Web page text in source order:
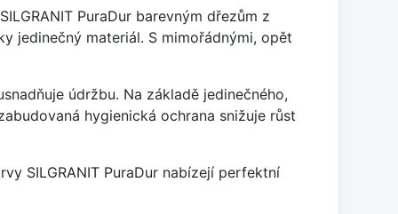
PuraDur barevným dřezům z
jedinečný materiál. S mimořádnými, opět
údržbu. Na základě jedinečného,
hygienická ochrana snižuje růst
SILGRANIT PuraDur nabízejí perfektní